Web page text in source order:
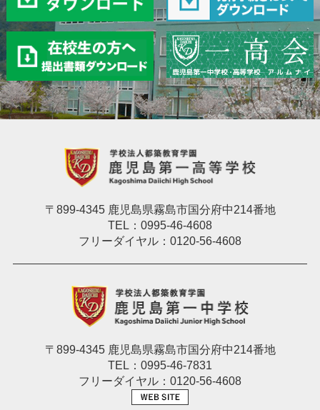
〒899-4345 鹿児島県霧島市国分府中214番地
TEL：0995-46-4608
フリーダイヤル：0120-56-4608
〒899-4345 鹿児島県霧島市国分府中214番地
TEL：0995-46-7831
フリーダイヤル：0120-56-4608